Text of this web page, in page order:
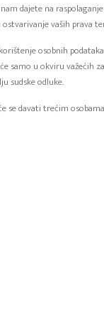
dajete na
vaših prava
osobnih
samo u okviru važećih
sudske odluke.
se davati trećim